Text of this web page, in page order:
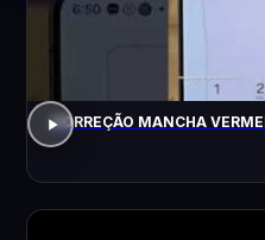
CORREÇÃO MANCHA